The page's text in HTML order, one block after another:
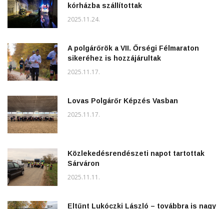
kórházba szállítottak
2025.11.24.
A polgárőrök a VII. Őrségi Félmaraton
sikeréhez is hozzájárultak
2025.11.17.
Lovas Polgárőr Képzés Vasban
2025.11.17.
Közlekedésrendészeti napot tartottak
Sárváron
2025.11.11.
Eltűnt Lukóczki László – továbbra is nagy